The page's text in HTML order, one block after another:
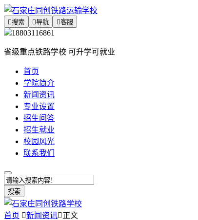
搜索 导航 客服
18803116861
省级重点铁路学校 可升学可就业
首页
学院简介
新闻资讯
专业设置
招生问答
招生就业
校园风光
联系我们
搜索
首页 新闻资讯正文